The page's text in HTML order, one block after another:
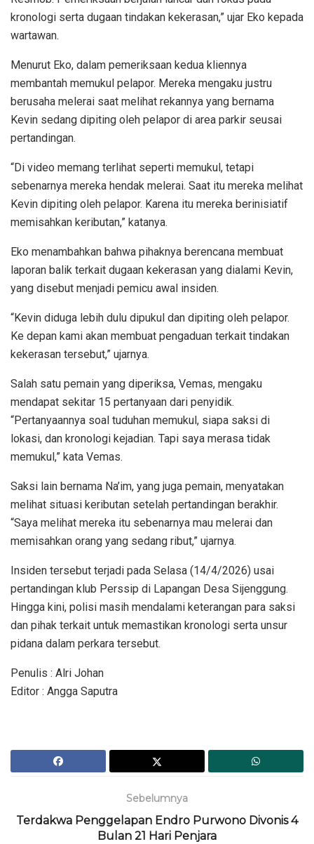
kronologi serta dugaan tindakan kekerasan,” ujar Eko kepada
wartawan.
Menurut Eko, dalam pemeriksaan kedua kliennya
membantah memukul pelapor. Mereka mengaku justru
berusaha melerai saat melihat rekannya yang bernama
Kevin sedang dipiting oleh pelapor di area parkir seusai
pertandingan.
“Di video memang terlihat seperti memukul, tetapi
sebenarnya mereka hendak melerai. Saat itu mereka melihat
Kevin dipiting oleh pelapor. Karena itu mereka berinisiatif
memisahkan keributan,” katanya.
Eko menambahkan bahwa pihaknya berencana membuat
laporan balik terkait dugaan kekerasan yang dialami Kevin,
yang disebut menjadi pemicu awal insiden.
“Kevin diduga lebih dulu dipukul dan dipiting oleh pelapor.
Ke depan kami akan membuat pengaduan terkait tindakan
kekerasan tersebut,” ujarnya.
Salah satu pemain yang diperiksa, Vemas, mengaku
mendapat sekitar 15 pertanyaan dari penyidik.
“Pertanyaannya soal tuduhan memukul, siapa saksi di
lokasi, dan kronologi kejadian. Tapi saya merasa tidak
memukul,” kata Vemas.
Saksi lain bernama Na’im, yang juga pemain, menyatakan
melihat situasi keributan setelah pertandingan berakhir.
“Saya melihat mereka itu sebenarnya mau melerai dan
memisahkan orang yang sedang ribut,” ujarnya.
Insiden tersebut terjadi pada Selasa (14/4/2026) usai
pertandingan klub Perssip di Lapangan Desa Sijenggung.
Hingga kini, polisi masih mendalami keterangan para saksi
dan pihak terkait untuk memastikan kronologi serta unsur
pidana dalam perkara tersebut.
Penulis : Alri Johan
Editor : Angga Saputra
Sebelumnya
Terdakwa Penggelapan Endro Purwono Divonis 4
Bulan 21 Hari Penjara